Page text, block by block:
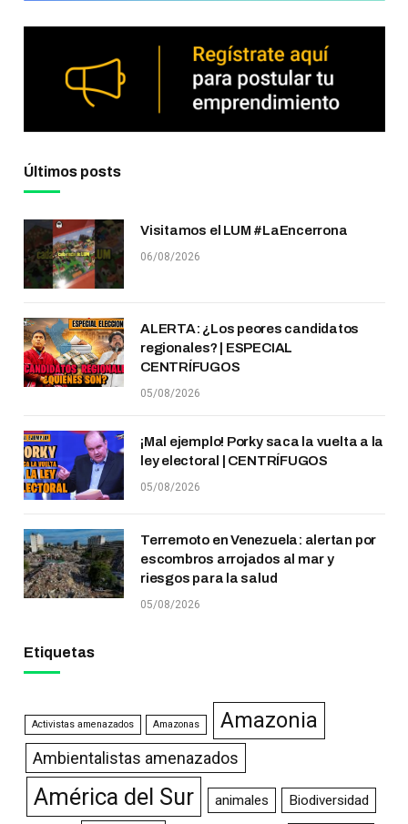
Últimos posts
Visitamos el LUM #LaEncerrona
06/08/2026
ALERTA: ¿Los peores candidatos
regionales? | ESPECIAL
CENTRÍFUGOS
05/08/2026
¡Mal ejemplo! Porky saca la vuelta a la
ley electoral | CENTRÍFUGOS
05/08/2026
Terremoto en Venezuela: alertan por
escombros arrojados al mar y
riesgos para la salud
05/08/2026
Etiquetas
Activistas amenazados Amazonas Amazonia
Ambientalistas amenazados
América del Sur animales Biodiversidad